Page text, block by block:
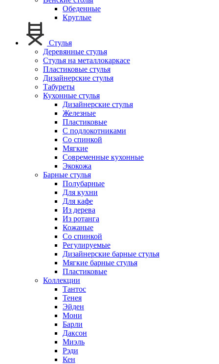
Обеденные
Круглые
Стулья
Деревянные стулья
Стулья на металлокаркасе
Пластиковые стулья
Дизайнерские стулья
Табуреты
Кухонные стулья
Дизайнерские стулья
Железные
Пластиковые
С подлокотниками
Со спинкой
Мягкие
Современные кухонные
Экокожа
Барные стулья
Полубарные
Для кухни
Для кафе
Из дерева
Из ротанга
Кожаные
Со спинкой
Регулируемые
Дизайнерские барные стулья
Мягкие барные стулья
Пластиковые
Коллекции
Тантос
Тенея
Эйден
Мони
Барли
Даксон
Миэль
Рэди
Кен